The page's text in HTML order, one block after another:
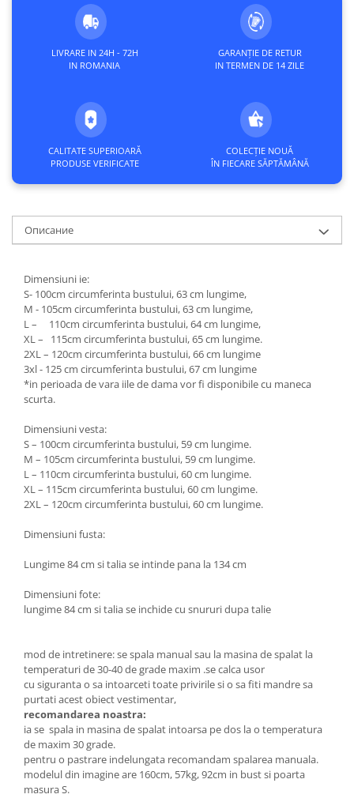
LIVRARE IN 24H - 72H
IN ROMANIA
GARANȚIE DE RETUR
IN TERMEN DE 14 ZILE
CALITATE SUPERIOARĂ
PRODUSE VERIFICATE
COLECȚIE NOUĂ
ÎN FIECARE SĂPTĂMÂNĂ
Описание
Dimensiuni ie:
S- 100cm circumferinta bustului, 63 cm lungime,
M - 105cm circumferinta bustului, 63 cm lungime,
L – 110cm circumferinta bustului, 64 cm lungime,
XL – 115cm circumferinta bustului, 65 cm lungime.
2XL – 120cm circumferinta bustului, 66 cm lungime
3xl - 125 cm circumferinta bustului, 67 cm lungime
*in perioada de vara iile de dama vor fi disponibile cu maneca
scurta.
Dimensiuni vesta:
S – 100cm circumferinta bustului, 59 cm lungime.
M – 105cm circumferinta bustului, 59 cm lungime.
L – 110cm circumferinta bustului, 60 cm lungime.
XL – 115cm circumferinta bustului, 60 cm lungime.
2XL – 120cm circumferinta bustului, 60 cm lungime.
Dimensiuni fusta:
Lungime 84 cm si talia se intinde pana la 134 cm
Dimensiuni fote:
lungime 84 cm si talia se inchide cu snururi dupa talie
mod de intretinere: se spala manual sau la masina de spalat la
temperaturi de 30-40 de grade maxim .se calca usor
cu siguranta o sa intoarceti toate privirile si o sa fiti mandre sa
purtati acest obiect vestimentar,
recomandarea noastra:
ia se spala in masina de spalat intoarsa pe dos la o temperatura
de maxim 30 grade.
pentru o pastrare indelungata recomandam spalarea manuala.
modelul din imagine are 160cm, 57kg, 92cm in bust si poarta
masura S.